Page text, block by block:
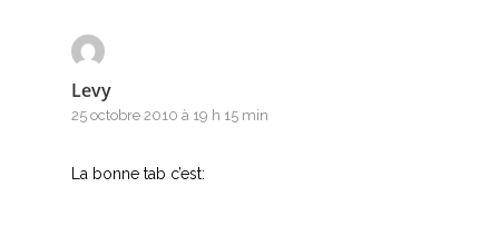
Levy
25 octobre 2010 à 19 h 15 min
La bonne tab c’est: